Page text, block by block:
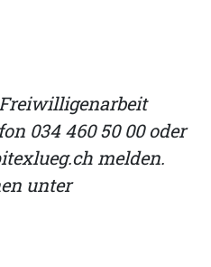
034 460 50 00 oder
melden.
unter